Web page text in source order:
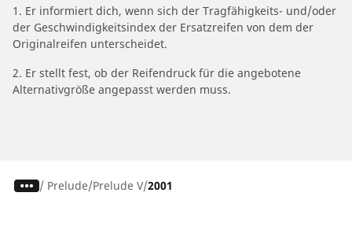
1. Er informiert dich, wenn sich der Tragfähigkeits- und/oder
der Geschwindigkeitsindex der Ersatzreifen von dem der
Originalreifen unterscheidet.
2. Er stellt fest, ob der Reifendruck für die angebotene
Alternativgröße angepasst werden muss.
/ Prelude Prelude V 2001